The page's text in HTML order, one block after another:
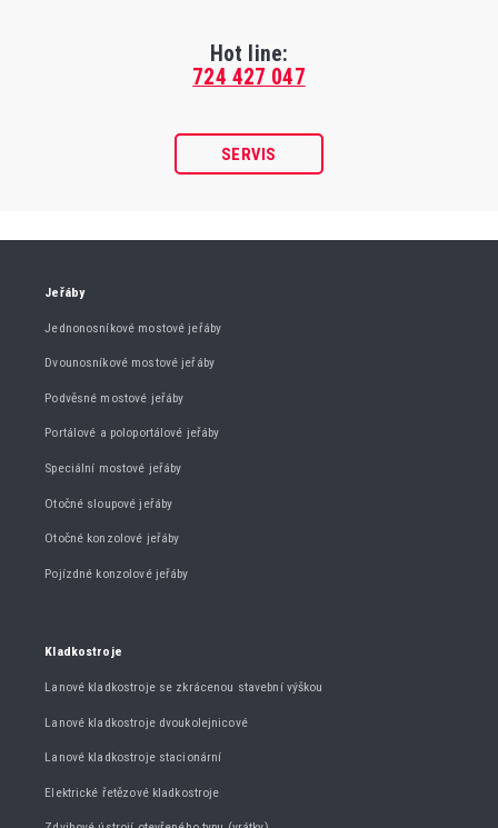
Hot line:
724 427 047
SERVIS
Jeřáby
Jednonosníkové mostové jeřáby
Dvounosníkové mostové jeřáby
Podvěsné mostové jeřáby
Portálové a poloportálové jeřáby
Speciální mostové jeřáby
Otočné sloupové jeřáby
Otočné konzolové jeřáby
Pojízdné konzolové jeřáby
Kladkostroje
Lanové kladkostroje se zkrácenou stavební výškou
Lanové kladkostroje dvoukolejnicové
Lanové kladkostroje stacionární
Elektrické řetězové kladkostroje